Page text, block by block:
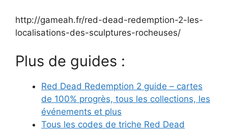
http://gameah.fr/red-dead-redemption-2-les-
localisations-des-sculptures-rocheuses/
Plus de guides :
Red Dead Redemption 2 guide – cartes
de 100% progrès, tous les collections, les
événements et plus
Tous les codes de triche Red Dead